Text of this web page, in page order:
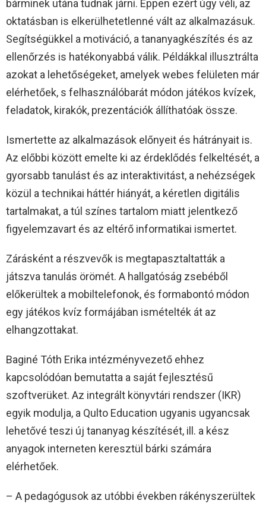
bárminek utána tudnak járni. Éppen ezért úgy véli, az
oktatásban is elkerülhetetlenné vált az alkalmazásuk.
Segítségükkel a motiváció, a tananyagkészítés és az
ellenőrzés is hatékonyabbá válik. Példákkal illusztrálta
azokat a lehetőségeket, amelyek webes felületen már
elérhetőek, s felhasználóbarát módon játékos kvízek,
feladatok, kirakók, prezentációk állíthatóak össze.
Ismertette az alkalmazások előnyeit és hátrányait is.
Az előbbi között emelte ki az érdeklődés felkeltését, a
gyorsabb tanulást és az interaktivitást, a nehézségek
közül a technikai háttér hiányát, a kéretlen digitális
tartalmakat, a túl színes tartalom miatt jelentkező
figyelemzavart és az eltérő informatikai ismertet.
Zárásként a részvevők is megtapasztaltatták a
játszva tanulás örömét. A hallgatóság zsebéből
előkerültek a mobiltelefonok, és formabontó módon
egy játékos kvíz formájában ismételték át az
elhangzottakat.
Baginé Tóth Erika intézményvezető ehhez
kapcsolódóan bemutatta a saját fejlesztésű
szoftverüket. Az integrált könyvtári rendszer (IKR)
egyik modulja, a Qulto Education ugyanis ugyancsak
lehetővé teszi új tananyag készítését, ill. a kész
anyagok interneten keresztül bárki számára
elérhetőek.
– A pedagógusok az utóbbi években rákényszerültek